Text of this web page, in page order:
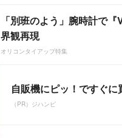
「別班のよう」腕時計で
界観再現
オリコンタイアップ特集
自販機にピッ！ですぐに
（PR）ジハンピ